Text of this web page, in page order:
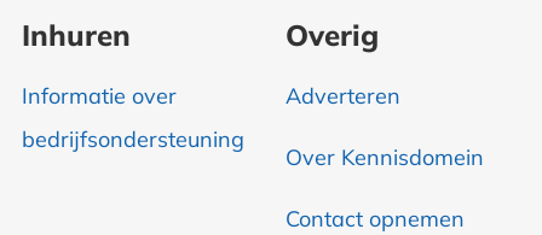
Inhuren
Informatie over
bedrijfsondersteuning
Overig
Adverteren
Over Kennisdomein
Contact opnemen